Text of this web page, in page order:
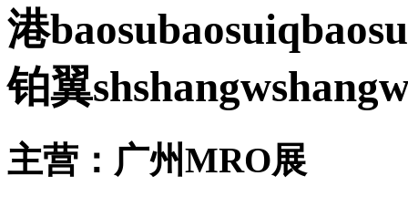
港
铂翼
主营：广州MRO展